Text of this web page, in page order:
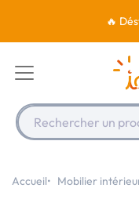
🔥
Rechercher un
Accueil Mobilier